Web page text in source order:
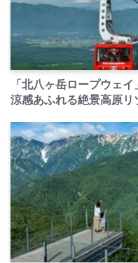
「北八ヶ岳ロープウェ
涼感あふれる絶景高原リ